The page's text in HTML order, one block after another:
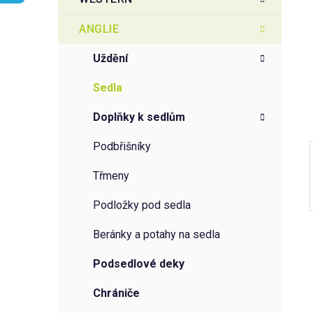
n
ANGLIE
uždění
sedla
doplňky k sedlům
podbřišníky
třmeny
podložky pod sedla
beránky a potahy na sedla
podsedlové deky
chrániče